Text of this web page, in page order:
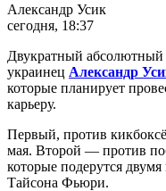
Александр Усик
сегодня, 18:37
Двукратный абсолютный
украинец Александр
которые планирует
карьеру.
Первый, против
мая. Второй — против
которые подерутся
Тайсона Фьюри.